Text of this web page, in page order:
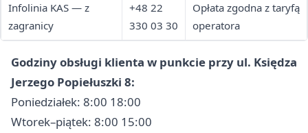
Infolinia KAS — z
zagranicy
+48 22
330 03 30
Opłata zgodna z taryfą
operatora
Godziny obsługi klienta w punkcie przy ul. Księdza
Jerzego Popiełuszki 8:
Poniedziałek: 8:00 18:00
Wtorek–piątek: 8:00 15:00